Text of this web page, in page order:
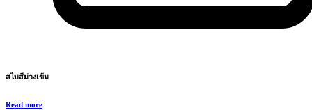
สไบสีม่วงเข้ม
Read more